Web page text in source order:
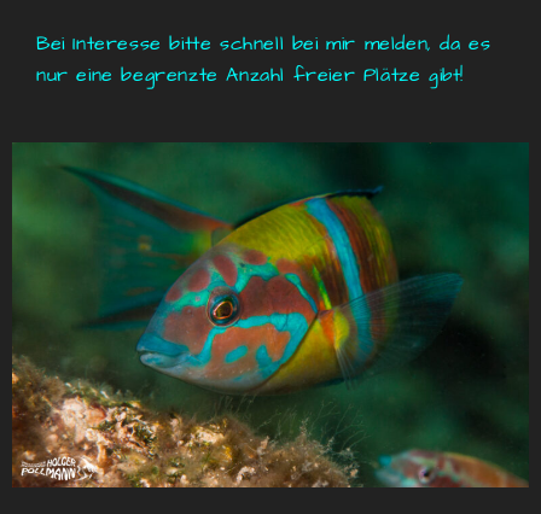
Bei Interesse bitte schnell bei mir melden, da es
nur eine begrenzte Anzahl freier Plätzegibt!